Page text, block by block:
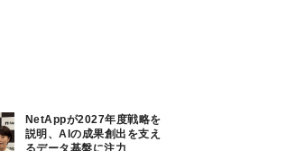
NetAppが2027年度戦略を
説明、AIの成果創出を支え
るデータ基盤に注力